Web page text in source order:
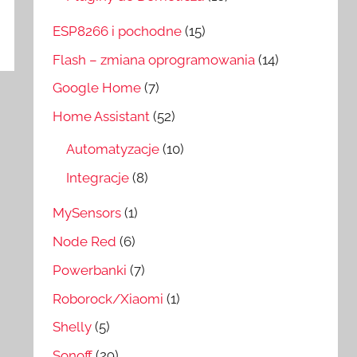
ESP8266 i pochodne (15)
Flash – zmiana oprogramowania (14)
Google Home (7)
Home Assistant (52)
Automatyzacje (10)
Integracje (8)
MySensors (1)
Node Red (6)
Powerbanki (7)
Roborock/Xiaomi (1)
Shelly (5)